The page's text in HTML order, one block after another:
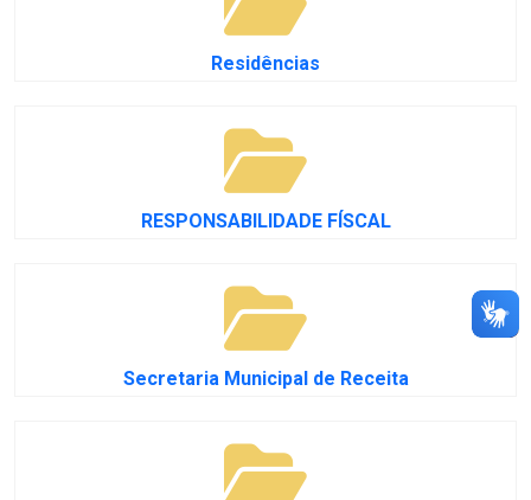
Residências
RESPONSABILIDADE FÍSCAL
Secretaria Municipal de Receita